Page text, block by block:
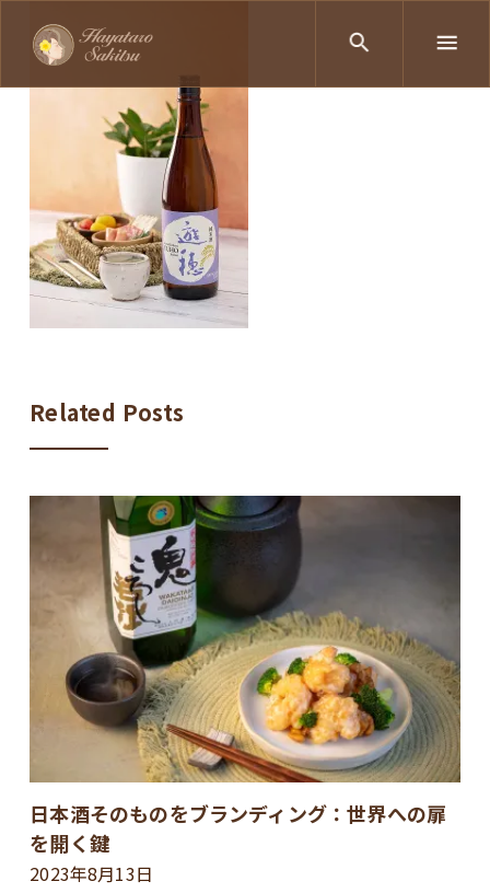
Related Posts
日本酒そのものをブランディング：世界への扉
を開く鍵
2023年8月13日